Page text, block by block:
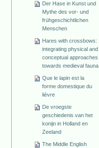
Der Hase in Kunst und
Mythe des vor- und
frühgeschichtlichen
Menschen
Hares with crossbows:
integrating physical and
conceptual approaches
towards medieval fauna
Que le lapin est la
forme domestique du
lièvre
De vroegste
geschiedenis van het
konijn in Holland en
Zeeland
The Middle English